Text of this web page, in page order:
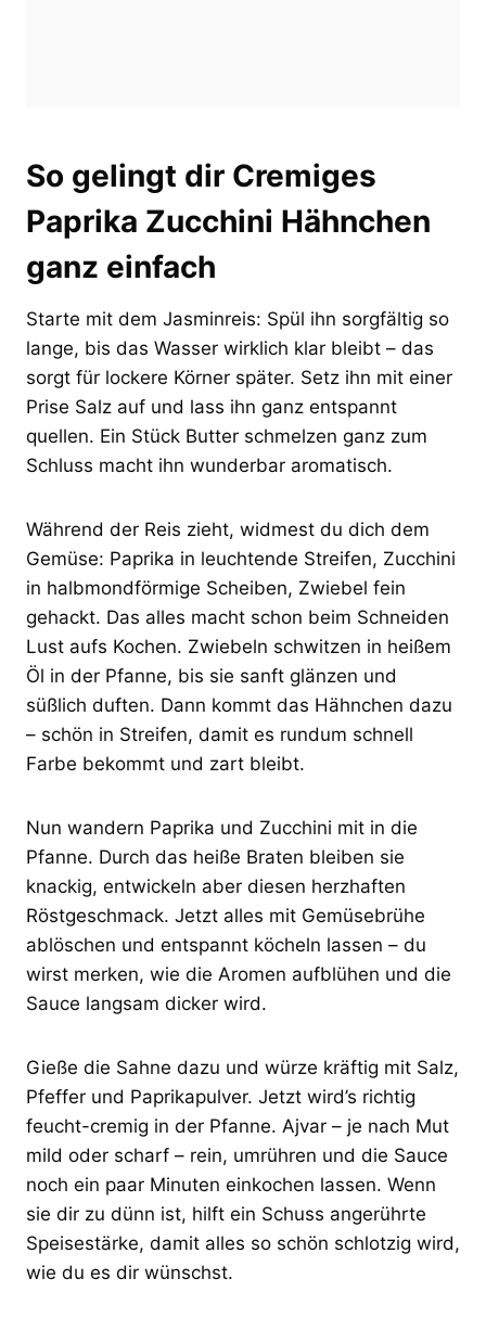
So gelingt dir Cremiges
Paprika Zucchini Hähnchen
ganz einfach
Starte mit dem Jasminreis: Spül ihn sorgfältig so
lange, bis das Wasser wirklich klar bleibt – das
sorgt für lockere Körner später. Setz ihn mit einer
Prise Salz auf und lass ihn ganz entspannt
quellen. Ein Stück Butter schmelzen ganz zum
Schluss macht ihn wunderbar aromatisch.
Während der Reis zieht, widmest du dich dem
Gemüse: Paprika in leuchtende Streifen, Zucchini
in halbmondförmige Scheiben, Zwiebel fein
gehackt. Das alles macht schon beim Schneiden
Lust aufs Kochen. Zwiebeln schwitzen in heißem
Öl in der Pfanne, bis sie sanft glänzen und
süßlich duften. Dann kommt das Hähnchen dazu
– schön in Streifen, damit es rundum schnell
Farbe bekommt und zart bleibt.
Nun wandern Paprika und Zucchini mit in die
Pfanne. Durch das heiße Braten bleiben sie
knackig, entwickeln aber diesen herzhaften
Röstgeschmack. Jetzt alles mit Gemüsebrühe
ablöschen und entspannt köcheln lassen – du
wirst merken, wie die Aromen aufblühen und die
Sauce langsam dicker wird.
Gieße die Sahne dazu und würze kräftig mit Salz,
Pfeffer und Paprikapulver. Jetzt wird’s richtig
feucht-cremig in der Pfanne. Ajvar – je nach Mut
mild oder scharf – rein, umrühren und die Sauce
noch ein paar Minuten einkochen lassen. Wenn
sie dir zu dünn ist, hilft ein Schuss angerührte
Speisestärke, damit alles so schön schlotzig wird,
wie du es dir wünschst.